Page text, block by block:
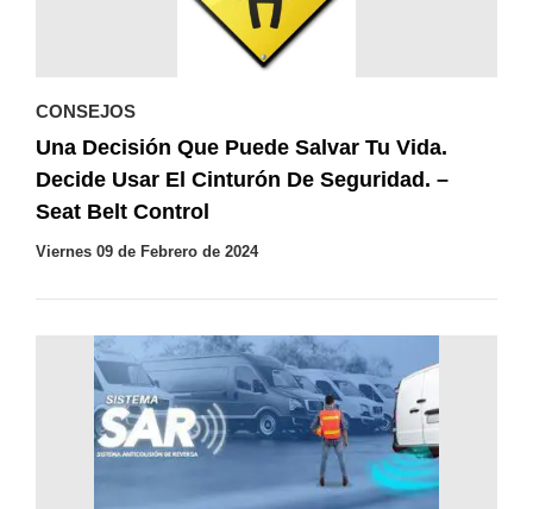
CONSEJOS
Una Decisión Que Puede Salvar Tu Vida.
Decide Usar El Cinturón De Seguridad. –
Seat Belt Control
Viernes 09 de Febrero de 2024